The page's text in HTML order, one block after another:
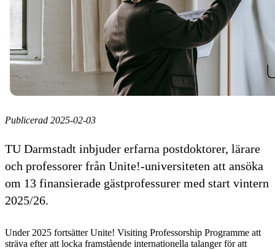
Publicerad 2025-02-03
TU Darmstadt inbjuder erfarna postdoktorer, lärare
och professorer från Unite!-universiteten att ansöka
om 13 finansierade gästprofessurer med start vintern
2025/26.
Under 2025 fortsätter Unite! Visiting Professorship Programme att
sträva efter att locka framstående internationella talanger för att